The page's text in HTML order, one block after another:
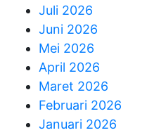
Juli 2026
Juni 2026
Mei 2026
April 2026
Maret 2026
Februari 2026
Januari 2026